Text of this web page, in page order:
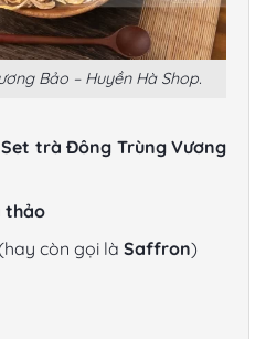
Bảo – Huyền Hà Shop.
trà Đông Trùng Vương
thảo
còn gọi là Saffron)